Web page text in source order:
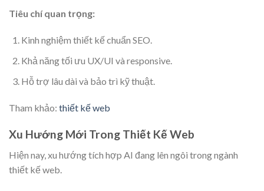
Tiêu chí quan trọng:
Kinh nghiệm thiết kế chuẩn SEO.
Khả năng tối ưu UX/UI và responsive.
Hỗ trợ lâu dài và bảo trì kỹ thuật.
Tham khảo: thiết kế web
Xu Hướng Mới Trong Thiết Kế Web
Hiện nay, xu hướng tích hợp AI đang lên ngôi trong ngành
thiết kế web.